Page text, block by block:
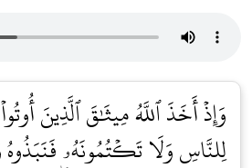
وَإِذۡ أَخَذَ ٱللَّهُ مِيثَٰقَ ٱلَّذِينَ
لِلنَّاسِ وَلَا تَكۡتُمُونَهُۥ